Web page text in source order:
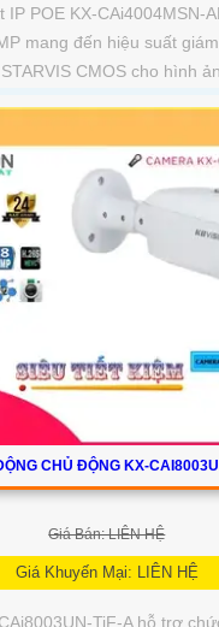
IP POE KX-CAi4004MSN-
mang đến hiệu suất
CMOS cho hình
CHỦ ĐỘNG KX-
Giá Bán: LIÊN HỆ
Giá Khuyến Mại: LIÊN HỆ
TiF-A hỗ trợ